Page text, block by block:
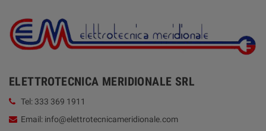
ELETTROTECNICA MERIDIONALE SRL
Tel: 333 369 1911
Email: info@elettrotecnicameridionale.com